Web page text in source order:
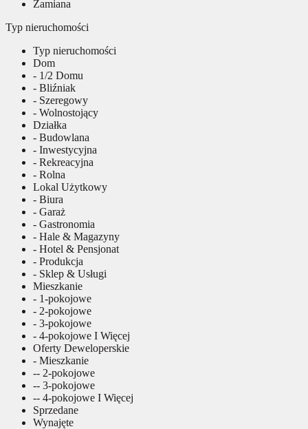
Zamiana
Typ nieruchomości
Typ nieruchomości
Dom
- 1/2 Domu
- Bliźniak
- Szeregowy
- Wolnostojący
Działka
- Budowlana
- Inwestycyjna
- Rekreacyjna
- Rolna
Lokal Użytkowy
- Biura
- Garaż
- Gastronomia
- Hale & Magazyny
- Hotel & Pensjonat
- Produkcja
- Sklep & Usługi
Mieszkanie
- 1-pokojowe
- 2-pokojowe
- 3-pokojowe
- 4-pokojowe I Więcej
Oferty Deweloperskie
- Mieszkanie
-- 2-pokojowe
-- 3-pokojowe
-- 4-pokojowe I Więcej
Sprzedane
Wynajęte